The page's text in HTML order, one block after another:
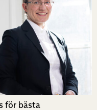
för bästa